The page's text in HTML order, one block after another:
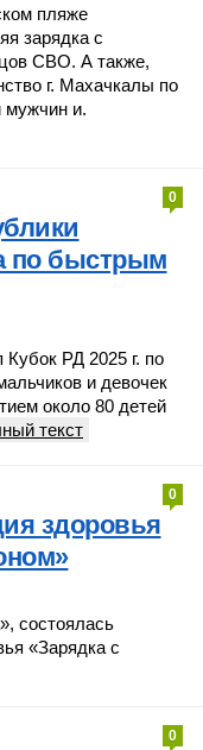
пляже
зарядка с
СВО. А также,
г. Махачкалы по
мужчин и.
0
по быстрым
РД 2025 г. по
и девочек
около 80 детей
текст
0
здоровья
состоялась
«Зарядка с
0